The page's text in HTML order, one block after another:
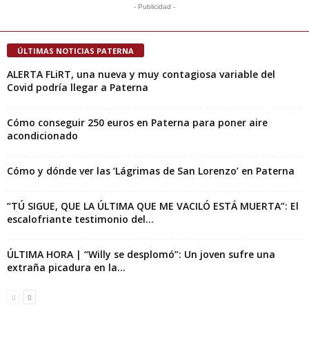
- Publicidad -
ÚLTIMAS NOTICIAS PATERNA
ALERTA FLiRT, una nueva y muy contagiosa variable del
Covid podría llegar a Paterna
Cómo conseguir 250 euros en Paterna para poner aire
acondicionado
Cómo y dónde ver las ‘Lágrimas de San Lorenzo’ en Paterna
“TÚ SIGUE, QUE LA ÚLTIMA QUE ME VACILÓ ESTÁ MUERTA”: El
escalofriante testimonio del...
ÚLTIMA HORA | “Willy se desplomó”: Un joven sufre una
extraña picadura en la...